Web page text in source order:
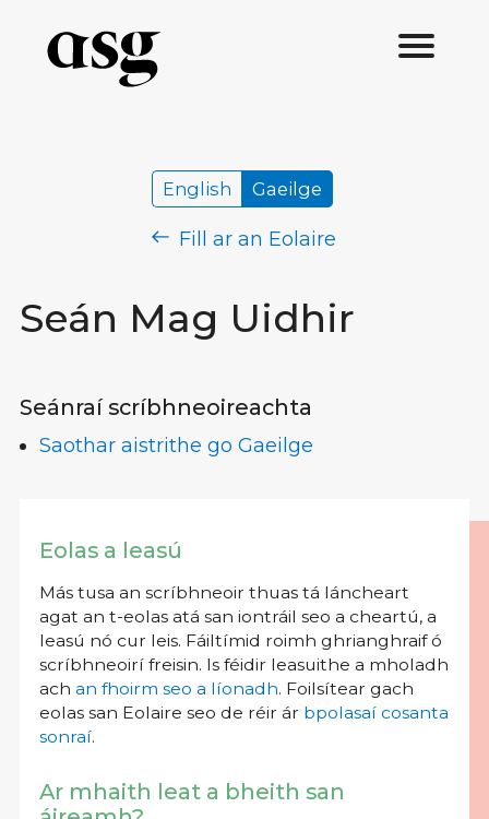
Seán Mag Uidhir
English Gaeilge
Fill ar an Eolaire
Seánraí scríbhneoireachta
Saothar aistrithe go Gaeilge
Eolas a leasú
Más tusa an scríbhneoir thuas tá láncheart
agat an t-eolas atá san iontráil seo a cheartú, a
leasú nó cur leis. Fáiltímid roimh ghrianghraif ó
scríbhneoirí freisin. Is féidir leasuithe a mholadh
ach an fhoirm seo a líonadh. Foilsítear gach
eolas san Eolaire seo de réir ár bpolasaí cosanta
sonraí.
Ar mhaith leat a bheith san